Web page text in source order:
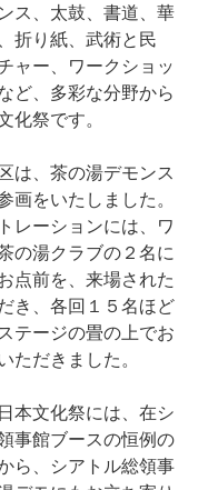
ス、太鼓、書道、華
折り紙、武術と民
ャー、ワークショッ
ど、多彩な分野から
化祭です。
は、茶の湯デモンス
画をいたしました。
レーションには、ワ
の湯クラブの２名に
点前を、来場された
き、各回１５名ほど
テージの畳の上でお
ただきました。
本文化祭には、在シ
事館ブースの恒例の
ら、シアトル総領事